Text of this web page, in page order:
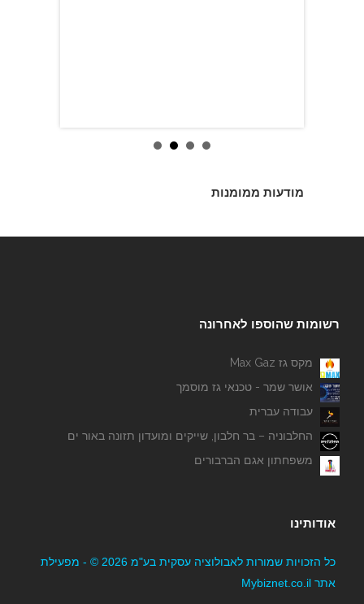
מודעות ממומנות
רשומות שהוספו לאחרונה
מקס גז Max Gaz
אושר שמר - טכנאי גז מוסמך
עבודה עברית
החלבוניה – בר חלבון, שייקים ומועדון תזונה באור ים
משפחתון אגם הברבורים
אודותינו
כל הזכויות שמורות לאבולוציה עסקית בע"מ 2026 © - מפעילת
אתר Mybiznet.co.il